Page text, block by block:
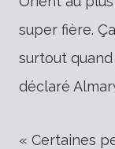
super fière.
surtout quand
déclaré
« Certaines